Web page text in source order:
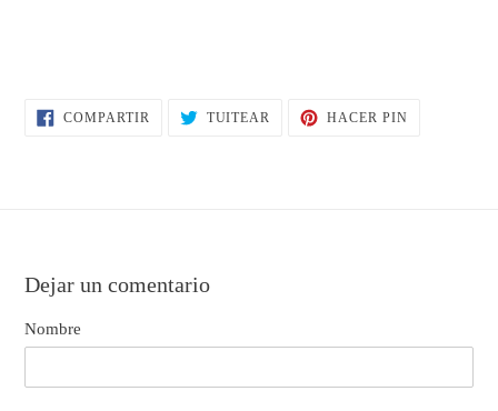
COMPARTIR COMPARTIR
EN
TUITEAR TUITEARHACER PINPINEAR
Dejar un comentario
Nombre